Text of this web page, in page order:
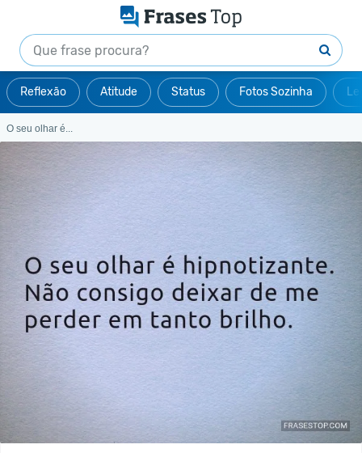
Reflexão Atitude Status Fotos Sozinha
O seu olhar é...